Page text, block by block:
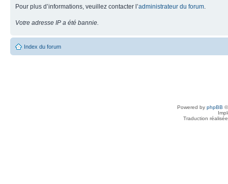
Pour plus d’informations, veuillez contacter l’administrateur du forum
Votre adresse IP a été bannie.
Index du forum
Powered by phpBB
Traduction